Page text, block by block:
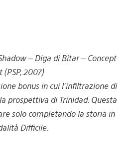
– Diga di Bitar – Concept
(PSP, 2007)
bonus in cui l’infiltrazione di
prospettiva di Trinidad. Questa
solo completando la storia in
Difficile.